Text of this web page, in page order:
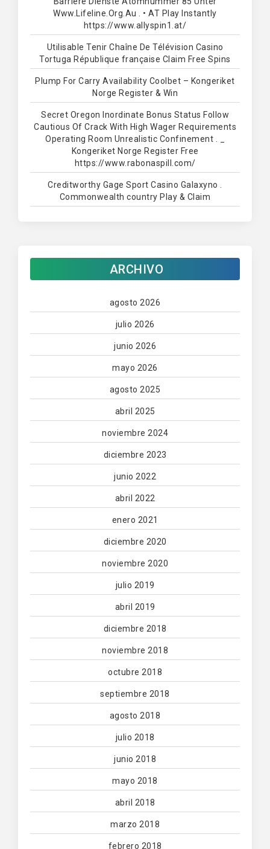
Www.Lifeline.Org.Au . • AT Play Instantly
https://www.allyspin1.at/
Utilisable Tenir Chaîne De Télévision Casino
Tortuga République française Claim Free Spins
Plump For Carry Availability Coolbet – Kongeriket
Norge Register & Win
Secret Oregon Inordinate Bonus Status Follow
Cautious Of Crack With High Wager Requirements
Operating Room Unrealistic Confinement . _
Kongeriket Norge Register Free
https://www.rabonaspill.com/
Creditworthy Gage Sport Casino Galaxyno .
Commonwealth country Play & Claim
ARCHIVO
agosto 2026
julio 2026
junio 2026
mayo 2026
agosto 2025
abril 2025
noviembre 2024
diciembre 2023
junio 2022
abril 2022
enero 2021
diciembre 2020
noviembre 2020
julio 2019
abril 2019
diciembre 2018
noviembre 2018
octubre 2018
septiembre 2018
agosto 2018
julio 2018
junio 2018
mayo 2018
abril 2018
marzo 2018
febrero 2018